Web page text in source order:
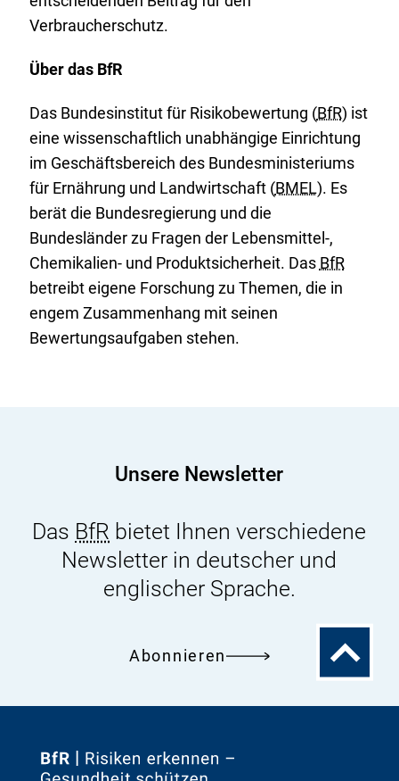
Verbraucherschutz.
Über das BfR
Das Bundesinstitut für Risikobewertung (BfR) ist
eine wissenschaftlich unabhängige Einrichtung
im Geschäftsbereich des Bundesministeriums
für Ernährung und Landwirtschaft (BMEL). Es
berät die Bundesregierung und die
Bundesländer zu Fragen der Lebensmittel-,
Chemikalien- und Produktsicherheit. Das BfR
betreibt eigene Forschung zu Themen, die in
engem Zusammenhang mit seinen
Bewertungsaufgaben stehen.
Unsere Newsletter
Das BfR bietet Ihnen verschiedene
Newsletter in deutscher und
englischer Sprache.
Abonnieren
Zum
Zur